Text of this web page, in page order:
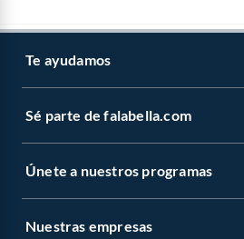
Te ayudamos
Sé parte de falabella.com
Únete a nuestros programas
Nuestras empresas